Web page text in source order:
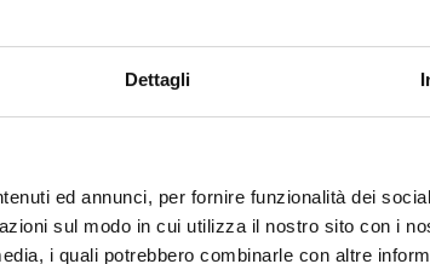
Dettagli
ed annunci, per fornire funzionalità dei
sul modo in cui utilizza il nostro sito con i
i quali potrebbero combinarle con altre
Errore